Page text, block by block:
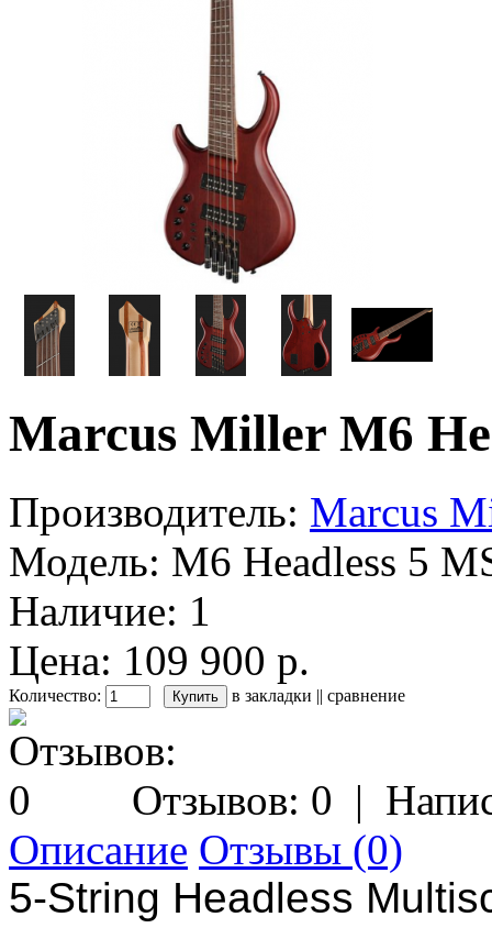
Marcus Miller M6
Производитель: Marcus
Модель: M6 Headless 5
Наличие: 1
Цена: 109 900 р.
Количество: в закладки || сравнение
Отзывов: 0 |
Описание Отзывы (0)
5-String Headless